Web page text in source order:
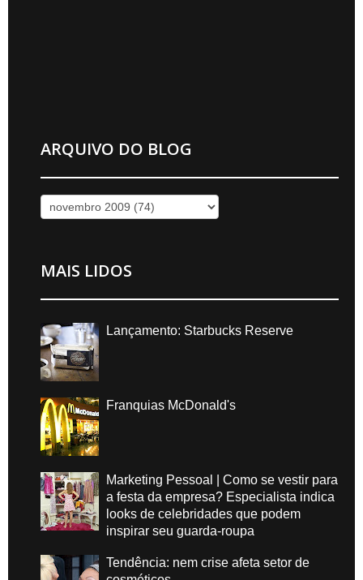
ARQUIVO DO BLOG
MAIS LIDOS
Lançamento: Starbucks Reserve
Franquias McDonald's
Marketing Pessoal | Como se vestir para
a festa da empresa? Especialista indica
looks de celebridades que podem
inspirar seu guarda-roupa
Tendência: nem crise afeta setor de